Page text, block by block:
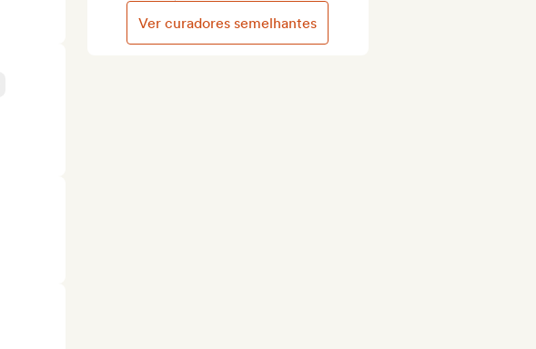
Ver curadores semelhantes